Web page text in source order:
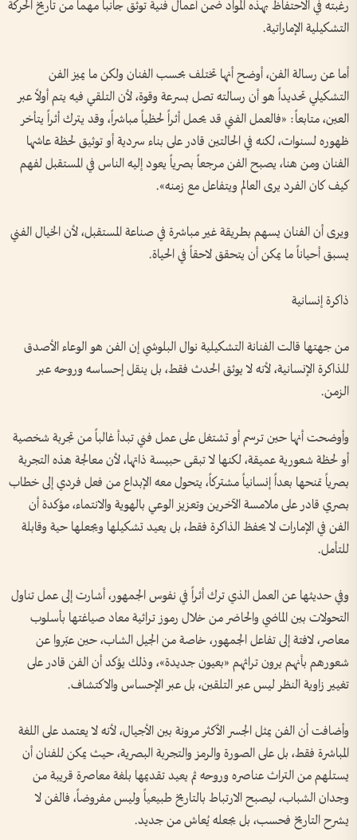
رغبته في الاحتفاظ بهذه المواد ضمن أعمال فنية توثق جانباً مهماً من تاريخ الحركة
التشكيلية الإماراتية.
أما عن رسالة الفن، أوضح أنها تختلف بحسب الفنان ولكن ما يميز الفن
التشكيلي تحديداً هو أن رسالته تصل بسرعة وقوة، لأن التلقي فيه يتم أولاً عبر
العين، متابعاً: «فالعمل الفني قد يحمل أثراً لحظياً مباشراً، وقد يترك أثراً يتأخر
ظهوره لسنوات، لكنه في الحالتين قادر على بناء سردية أو توثيق لحظة عاشها
الفنان ومن هنا، يصبح الفن مرجعاً بصرياً يعود إليه الناس في المستقبل لفهم
كيف كان الفرد يرى العالم ويتفاعل مع زمنه».
ويرى أن الفنان يسهم بطريقة غير مباشرة في صناعة المستقبل، لأن الخيال الفني
يسبق أحياناً ما يمكن أن يتحقق لاحقاً في الحياة.
ذاكرة إنسانية
من جهتها قالت الفنانة التشكيلية نوال البلوشي إن الفن هو الوعاء الأصدق
للذاكرة الإنسانية، لأنه لا يوثق الحدث فقط، بل ينقل إحساسه وروحه عبر
الزمن.
وأوضحت أنها حين ترسم أو تشتغل على عمل فني تبدأ غالباً من تجربة شخصية
أو لحظة شعورية عميقة، لكنها لا تبقى حبيسة ذاتها، لأن معالجة هذه التجربة
بصرياً تمنحها بعداً إنسانياً مشتركاً، يتحول معه الإبداع من فعل فردي إلى خطاب
بصري قادر على ملامسة الآخرين وتعزيز الوعي بالهوية والانتماء، مؤكدة أن
الفن في الإمارات لا يحفظ الذاكرة فقط، بل يعيد تشكيلها ويجعلها حية وقابلة
للتأمل.
وفي حديثها عن العمل الذي ترك أثراً في نفوس الجمهور، أشارت إلى عمل تناول
التحولات بين الماضي والحاضر من خلال رموز تراثية معاد صياغتها بأسلوب
معاصر، لافتة إلى تفاعل الجمهور، خاصة من الجيل الشاب، حين عبّروا عن
شعورهم بأنهم يرون تراثهم «بعيون جديدة»، وذلك يؤكد أن الفن قادر على
تغيير زاوية النظر ليس عبر التلقين، بل عبر الإحساس والاكتشاف.
وأضافت أن الفن يمثل الجسر الأكثر مرونة بين الأجيال، لأنه لا يعتمد على اللغة
المباشرة فقط، بل على الصورة والرمز والتجربة البصرية، حيث يمكن للفنان أن
يستلهم من التراث عناصره وروحه ثم يعيد تقديمها بلغة معاصرة قريبة من
وجدان الشباب، ليصبح الارتباط بالتاريخ طبيعياً وليس مفروضاً، فالفن لا
يشرح التاريخ فحسب، بل يجعله يُعاش من جديد.